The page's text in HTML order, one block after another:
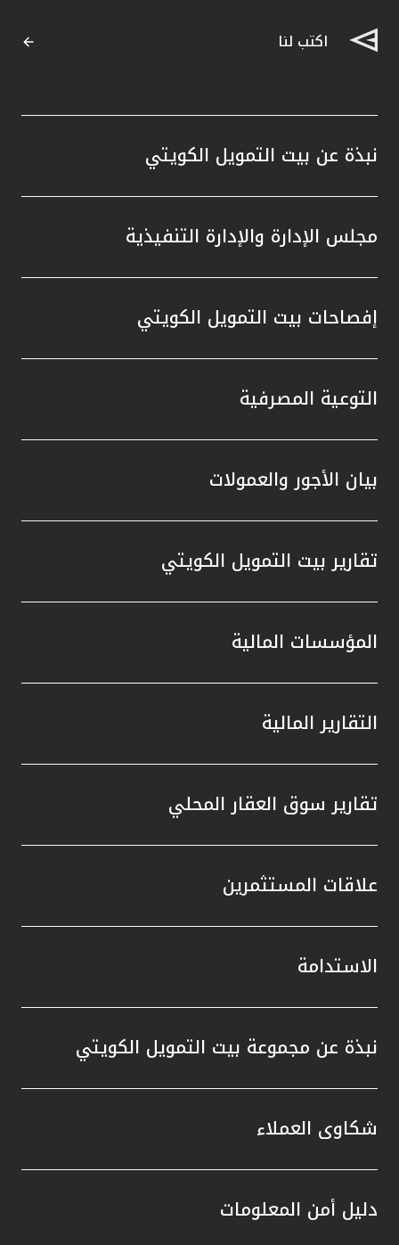
اكتب لنا
نبذة عن بيت التمويل الكويتي
مجلس الإدارة والإدارة التنفيذية
إفصاحات بيت التمويل الكويتي
التوعية المصرفية
بيان الأجور والعمولات
تقارير بيت التمويل الكويتي
المؤسسات المالية
التقارير المالية
تقارير سوق العقار المحلي
علاقات المستثمرين
الاستدامة
نبذة عن مجموعة بيت التمويل الكويتي
شكاوى العملاء
دليل أمن المعلومات